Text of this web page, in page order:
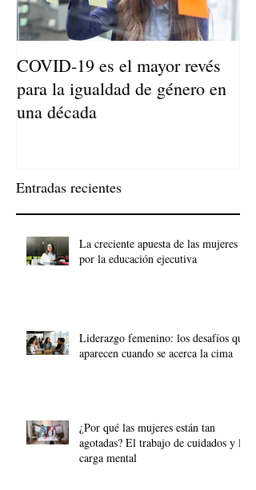
COVID-19 es el mayor revés
para la igualdad de género en
una década
Entradas recientes
La creciente apuesta de las mujeres
por la educación ejecutiva
Liderazgo femenino: los desafíos que
aparecen cuando se acerca la cima
¿Por qué las mujeres están tan
agotadas? El trabajo de cuidados y la
carga mental